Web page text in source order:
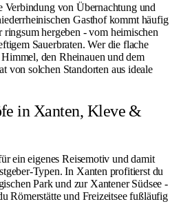
Verbindung von Übernachtung und
Gasthof kommt häufig
ringsum hergeben - vom heimischen
Sauerbraten. Wer die flache
den Rheinauen und dem
von solchen Standorten aus ideale
in Xanten, Kleve &
ein eigenes Reisemotiv und damit
Typen. In Xanten profitierst du
Parkund zur Xantener Südsee -
Römerstätte und Freizeitsee fußläufig